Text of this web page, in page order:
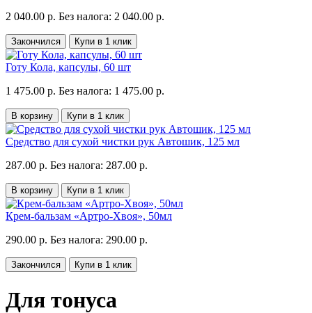
2 040.00 р. Без налога: 2 040.00 р.
Закончился Купи в 1 клик
Готу Кола, капсулы, 60 шт
1 475.00 р. Без налога: 1 475.00 р.
В корзину Купи в 1 клик
Средство для сухой чистки рук Автошик, 125 мл
287.00 р. Без налога: 287.00 р.
В корзину Купи в 1 клик
Крем-бальзам «Артро-Хвоя», 50мл
290.00 р. Без налога: 290.00 р.
Закончился Купи в 1 клик
Для тонуса